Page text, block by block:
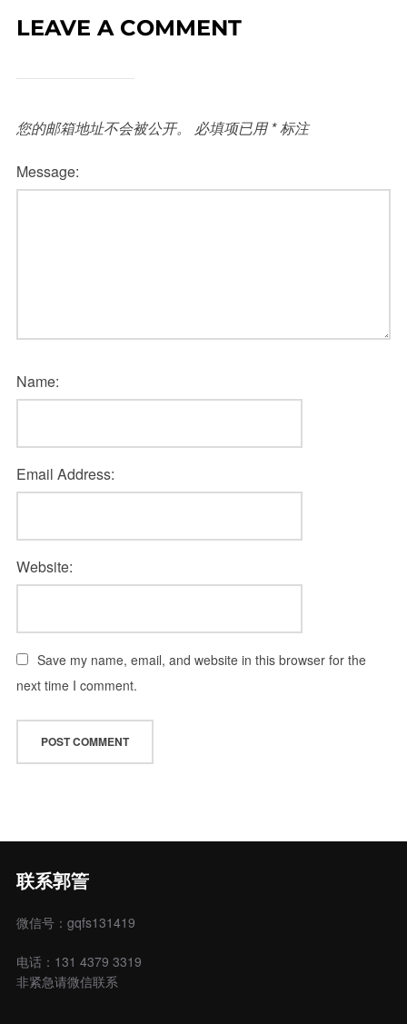
LEAVE A COMMENT
您的邮箱地址不会被公开。 必填项已用 *标注
Message:
Name:
Email Address:
Website:
Save my name, email, and website in this browser for the
next time I comment.
联系郭䇾
微信号：gqfs131419
电话：131 4379 3319
非紧急请微信联系